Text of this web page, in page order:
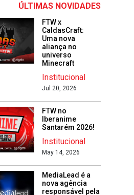
ÚLTIMAS NOVIDADES
FTW x
CaldasCraft:
Uma nova
aliança no
universo
Minecraft
Institucional
Jul 20, 2026
FTW no
Iberanime
Santarém 2026!
Institucional
May 14, 2026
MediaLead é a
nova agência
responsável pela